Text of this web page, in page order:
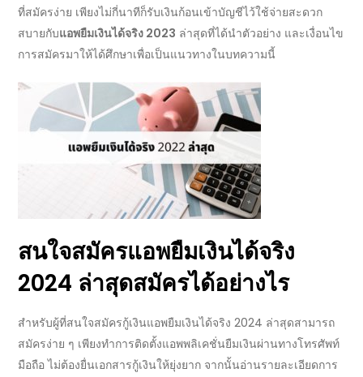
ที่สมัครง่าย เพียงไม่กี่นาทีก็รับเงินก้อนเข้าบัญชีไว้ใช้จ่ายสะดวก
สบายกับแอพยืมเงินได้จริง 2023 ล่าสุดที่ได้นำตัวอย่าง และเงื่อนไข
การสมัครมาให้ได้ศึกษาเพื่อเป็นแนวทางในบทความนี้
สนใจสมัครแอพยืมเงินได้จริง
2024 ล่าสุดสมัครได้อย่างไร
สำหรับผู้ที่สนใจสมัครกู้เงินแอพยืมเงินได้จริง 2024 ล่าสุดสามารถ
สมัครง่าย ๆ เพียงทำการติดตั้งแอพพลิเคชั่นยืมเงินผ่านทางโทรศัพท์
มือถือ ไม่ต้องยื่นเอกสารกู้เงินให้ยุ่งยาก จากนั้นอ่านรายละเอียดการ